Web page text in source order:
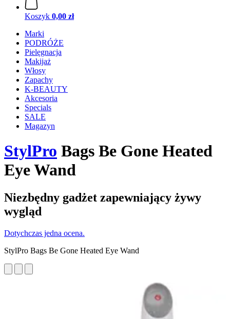
Koszyk 0,00 zł
Marki
PODRÓŻE
Pielęgnacja
Makijaż
Włosy
Zapachy
K-BEAUTY
Akcesoria
Specials
SALE
Magazyn
StylPro Bags Be Gone Heated
Eye Wand
Niezbędny gadżet zapewniający żywy
wygląd
Dotychczas jedna ocena.
StylPro Bags Be Gone Heated Eye Wand